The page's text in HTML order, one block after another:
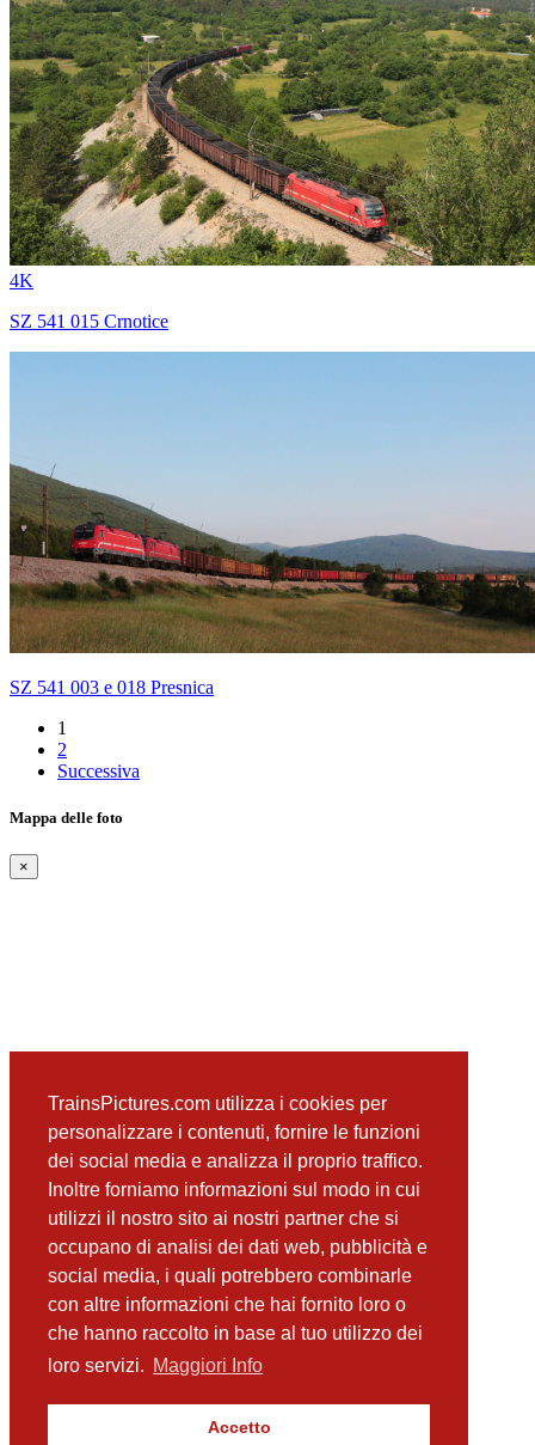
TrainsPictures.com utilizza i cookies per
personalizzare i contenuti, fornire le funzioni
dei social media e analizza il proprio traffico.
Inoltre forniamo informazioni sul modo in cui
utilizzi il nostro sito ai nostri partner che si
occupano di analisi dei dati web, pubblicità e
social media, i quali potrebbero combinarle
con altre informazioni che hai fornito loro o
che hanno raccolto in base al tuo utilizzo dei
loro servizi. Maggiori Info
Accetto
4K
SZ 541 015 Crnotice
SZ 541 003 e 018 Presnica
1
2
Successiva
Mappa delle foto
×